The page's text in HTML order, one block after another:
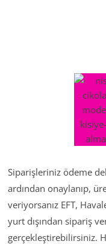
Siparişleriniz ödeme
ardından onaylanıp,
veriyorsanız EFT,
yurt dışından sipariş
gerçekleştirebilirsiniz.